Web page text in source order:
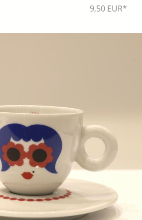
9,50 EUR*